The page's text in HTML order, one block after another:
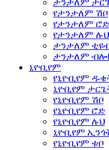
የታንታለም ሽቦ
የታንታለም ሮድ
የታንታለም ሉህ
ታንታለም
ታንታለም
ኒዮቢየም
የኒዮቢየም
ኒዮቢየም
የኒዮቢየም ሽቦ
የኒዮቢየም ሮድ
የኒዮቢየም ሉህ
ኒዮቢየም
የኒዮቢየም ቱቦ